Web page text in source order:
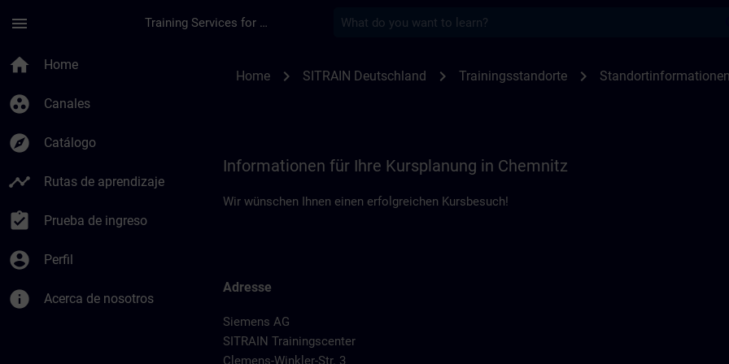
menu Training Services for Digital Industries
home Home
group_work Canales
explore Catálogo
timeline Rutas de aprendizaje
assignment_turned_in Prueba de ingreso
account_circle Perfil
info Acerca de nosotros
Home chevron_right SITRAIN Deutschland chevron_right Trainingsstandorte chevron_right
Informationen für Ihre Kursplanung in Chemnitz
Wir wünschen Ihnen einen erfolgreichen Kursbesuch!
Adresse
Siemens AG
SITRAIN Trainingscenter
Clemens-Winkler-Str. 3